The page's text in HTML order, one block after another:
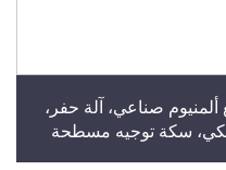
15100 - مقطع ألمنيوم صناعي، آلة حفر،
سكة توجيه مسطحة